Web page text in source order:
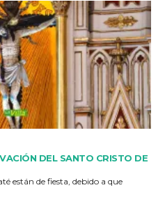
DEL SANTO CRISTO DE
están de fiesta, debido a que